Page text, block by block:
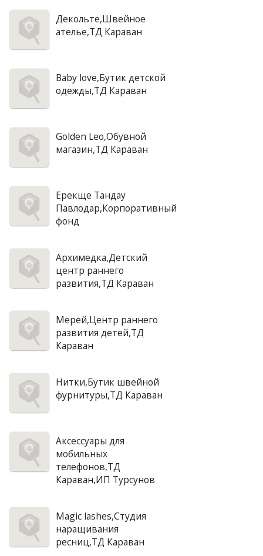
Декольте,Швейное
ателье,ТД Караван
Baby love,Бутик детской
одежды,ТД Караван
Golden Leo,Обувной
магазин,ТД Караван
Ерекще Тандау
Павлодар,Корпоративный
фонд
Архимедка,Детский
центр раннего
развития,ТД Караван
Мерей,Центр раннего
развития детей,ТД
Караван
Нитки,Бутик швейной
фурнитуры,ТД Караван
Аксессуары для
мобильных
телефонов,ТД
Караван,ИП Турсунов
Magic lashes,Студия
наращивания
ресниц,ТД Караван